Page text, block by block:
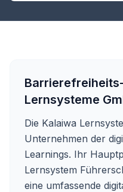
Lernsysteme
Die Kalaiwa
Unternehmen der
Learnings. Ihr
Lernsystem
eine umfassende